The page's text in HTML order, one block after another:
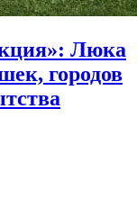
Люка
городов